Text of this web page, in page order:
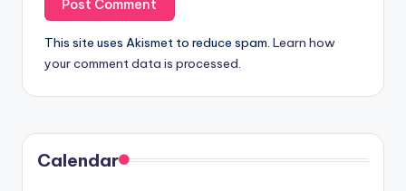
This site uses Akismet to reduce spam. Learn how
your comment data is processed.
Calendar